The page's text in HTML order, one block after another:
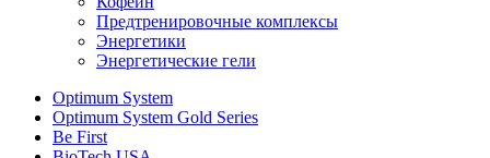
Предтренировочные комплексы
Энергетики
Энергетические гели
Optimum System
Optimum System Gold Series
Be First